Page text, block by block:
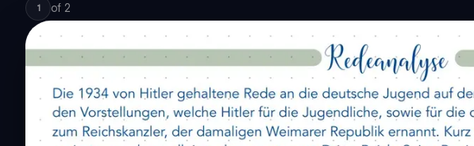
1 of 2